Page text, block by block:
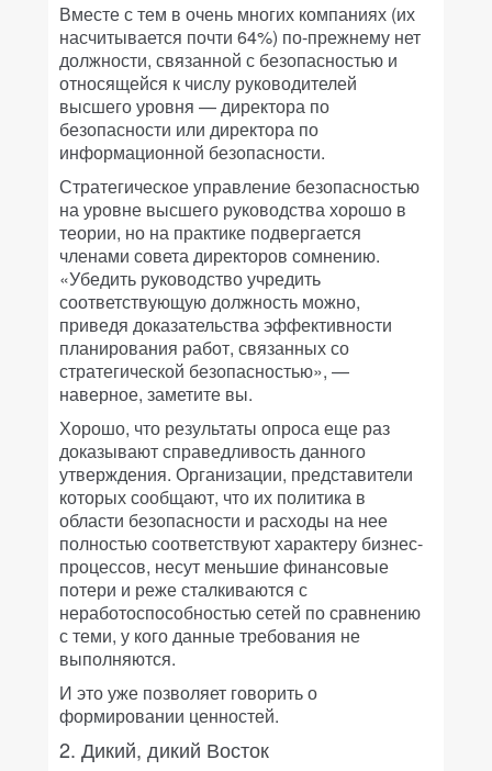
Вместе с тем в очень многих компаниях (их
насчитывается почти 64%) по-прежнему нет
должности, связанной с безопасностью и
относящейся к числу руководителей
высшего уровня — директора по
безопасности или директора по
информационной безопасности.
Стратегическое управление безопасностью
на уровне высшего руководства хорошо в
теории, но на практике подвергается
членами совета директоров сомнению.
«Убедить руководство учредить
соответствующую должность можно,
приведя доказательства эффективности
планирования работ, связанных со
стратегической безопасностью», —
наверное, заметите вы.
Хорошо, что результаты опроса еще раз
доказывают справедливость данного
утверждения. Организации, представители
которых сообщают, что их политика в
области безопасности и расходы на нее
полностью соответствуют характеру бизнес-
процессов, несут меньшие финансовые
потери и реже сталкиваются с
неработоспособностью сетей по сравнению
с теми, у кого данные требования не
выполняются.
И это уже позволяет говорить о
формировании ценностей.
2. Дикий, дикий Восток